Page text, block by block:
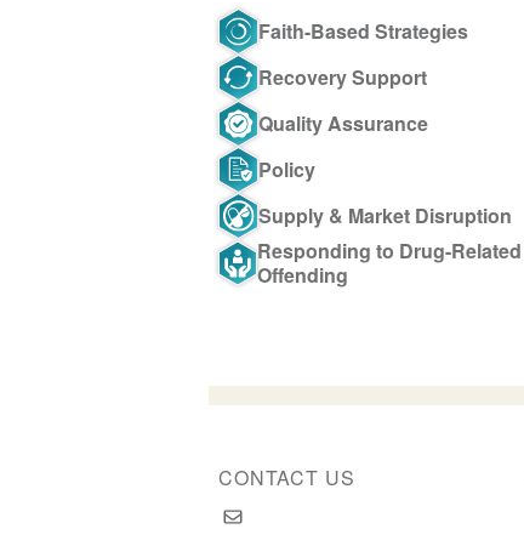
Faith-Based Strategies
Recovery Support
Quality Assurance
Policy
Supply & Market Disruption
Responding to Drug-Related
Offending
CONTACT US